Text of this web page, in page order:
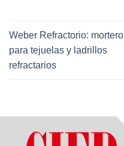
Weber Refractorio: mortero
para tejuelas y ladrillos
refractarios